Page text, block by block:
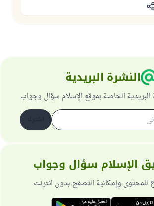
النشرة البريدية
الخاصة بموقع الإسلام سؤال وجواب
الإسلام سؤال وجواب
وإمكانية التصفح بدون انترنت